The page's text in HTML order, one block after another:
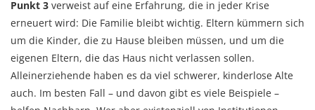
Punkt 3 verweist auf eine Erfahrung, die in jeder Krise
erneuert wird: Die Familie bleibt wichtig. Eltern kümmern sich
um die Kinder, die zu Hause bleiben müssen, und um die
eigenen Eltern, die das Haus nicht verlassen sollen.
Alleinerziehende haben es da viel schwerer, kinderlose Alte
auch. Im besten Fall – und davon gibt es viele Beispiele –